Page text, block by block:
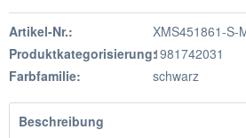
Artikel-Nr.:
XMS451861-S-
Produktkategorisierung:1981742031
Farbfamilie:
schwarz
Beschreibung